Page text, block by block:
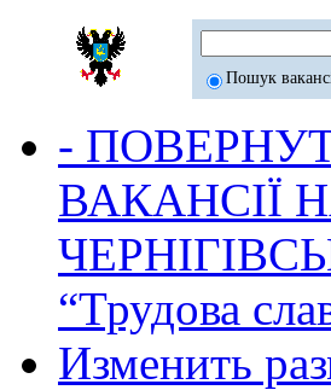
Пошук
-
ВАКАНСІЇ
“Трудова
Изменить